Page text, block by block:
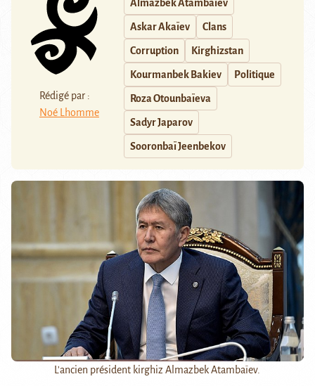
Rédigé par :
Noé Lhomme
Almazbek Atambaïev
Askar Akaïev Clans
Corruption Kirghizstan
Kourmanbek Bakiev Politique
Roza Otounbaïeva
Sadyr Japarov
Sooronbaï Jeenbekov
L'ancien président kirghiz Almazbek Atambaïev.